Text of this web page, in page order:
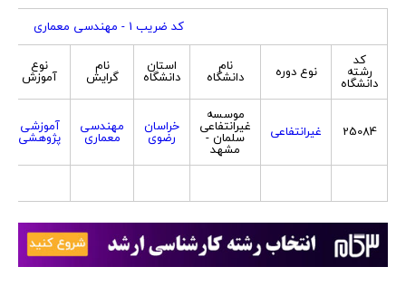
کد ضریب 1 - مهندسی معماری
کد
رشته
دانشگاه
نوع دوره نام
دانشگاه
استان
دانشگاه
نام
گرایش
نوع
آموزش
25084 غیرانتفاعی
موسسه
غیرانتفاعی
سلمان -
مشهد
خراسان
رضوی
مهندسی
معماری
آموزشی
پژوهشی